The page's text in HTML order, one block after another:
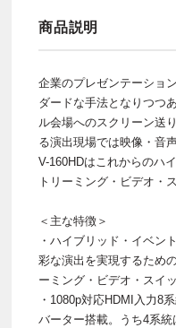
商品説明
企業のプレゼンテーショ
ダードな手法となりつつ
ル会場へのスクリーン送
る演出現場では映像・音
V-160HDはこれからのハ
トリーミング・ビデオ・
＜主な特徴＞
・ハイブリッド・イベン
彩な演出を実現するため
ーミング・ビデオ・スイ
・1080p対応HDMI入力8
バーター搭載。うち4系統